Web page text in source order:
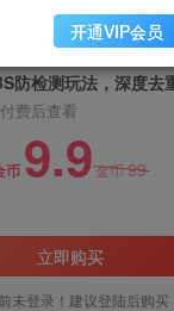
费后查看
币 9.9金币99
立即购买
未登录！建议登陆后购
开通VIP会员